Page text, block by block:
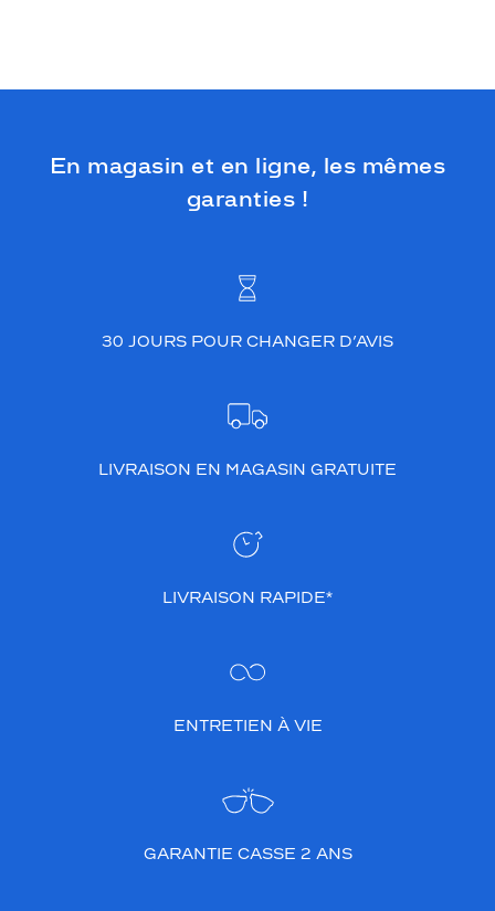
En magasin et en ligne, les mêmes
garanties !
30 JOURS POUR CHANGER D’AVIS
LIVRAISON EN MAGASIN GRATUITE
LIVRAISON RAPIDE*
ENTRETIEN À VIE
GARANTIE CASSE 2 ANS